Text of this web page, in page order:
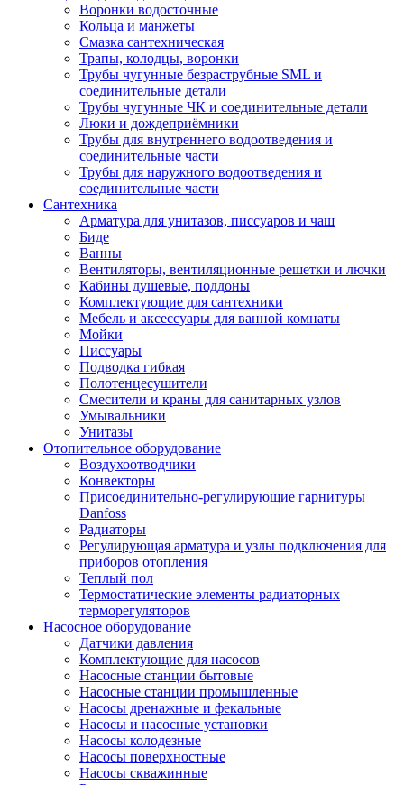
Воронки водосточные
Кольца и манжеты
Смазка сантехническая
Трапы, колодцы, воронки
Трубы чугунные безраструбные SML и
соединительные детали
Трубы чугунные ЧК и соединительные детали
Люки и дождеприёмники
Трубы для внутреннего водоотведения и
соединительные части
Трубы для наружного водоотведения и
соединительные части
Сантехника
Арматура для унитазов, писсуаров и чаш
Биде
Ванны
Вентиляторы, вентиляционные решетки и лючки
Кабины душевые, поддоны
Комплектующие для сантехники
Мебель и аксессуары для ванной комнаты
Мойки
Писсуары
Подводка гибкая
Полотенцесушители
Смесители и краны для санитарных узлов
Умывальники
Унитазы
Отопительное оборудование
Воздухоотводчики
Конвекторы
Присоединительно-регулирующие гарнитуры
Danfoss
Радиаторы
Регулирующая арматура и узлы подключения для
приборов отопления
Теплый пол
Термостатические элементы радиаторных
терморегуляторов
Насосное оборудование
Датчики давления
Комплектующие для насосов
Насосные станции бытовые
Насосные станции промышленные
Насосы дренажные и фекальные
Насосы и насосные установки
Насосы колодезные
Насосы поверхностные
Насосы скважинные